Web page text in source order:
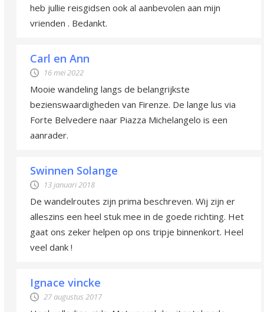
heb jullie reisgidsen ook al aanbevolen aan mijn
vrienden . Bedankt.
Carl en Ann
16 mei 2022
Mooie wandeling langs de belangrijkste
bezienswaardigheden van Firenze. De lange lus via
Forte Belvedere naar Piazza Michelangelo is een
aanrader.
Swinnen Solange
13 januari 2018
De wandelroutes zijn prima beschreven. Wij zijn er
alleszins een heel stuk mee in de goede richting. Het
gaat ons zeker helpen op ons tripje binnenkort. Heel
veel dank !
Ignace vincke
27 augustus 2017